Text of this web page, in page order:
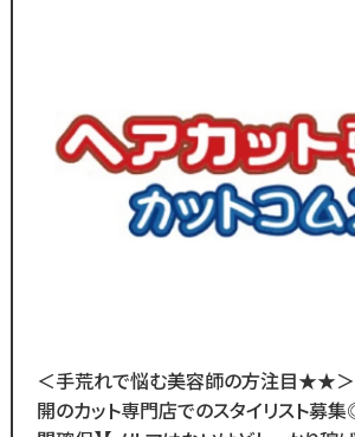
ブランクがあっても大丈夫！
数多くのスタッフ教育をしてきた
ノウハウによる安心の教育制度あり。
メニューはカットのみなので
難しい業務内容はありません！
＜手荒れで悩む美容師の方注目★★
開のカット専門店でのスタイリスト募